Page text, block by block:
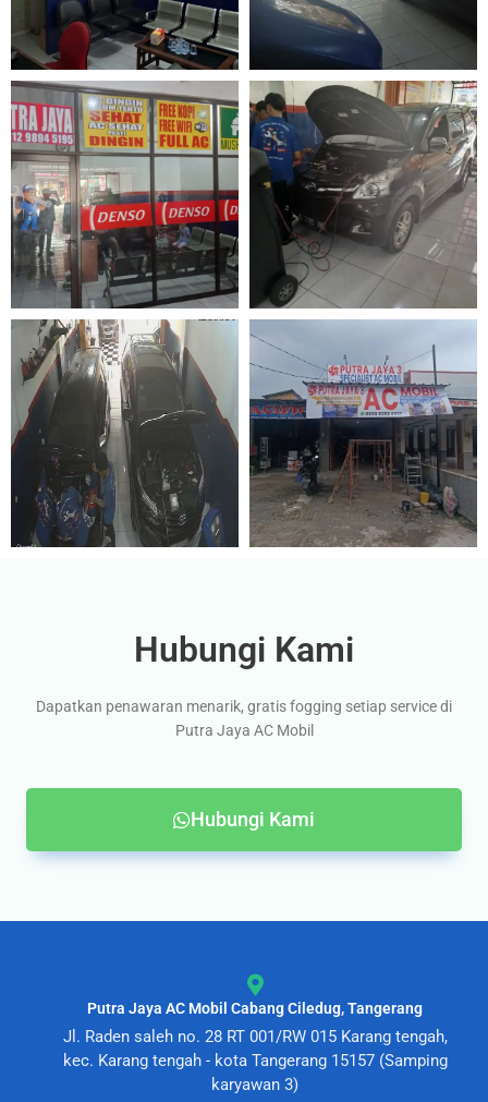
Hubungi Kami
Dapatkan penawaran menarik, gratis fogging setiap service di
Putra Jaya AC Mobil
Hubungi Kami
Putra Jaya AC Mobil Cabang Ciledug, Tangerang
Jl. Raden saleh no. 28 RT 001/RW 015 Karang tengah,
kec. Karang tengah - kota Tangerang 15157 (Samping
karyawan 3)